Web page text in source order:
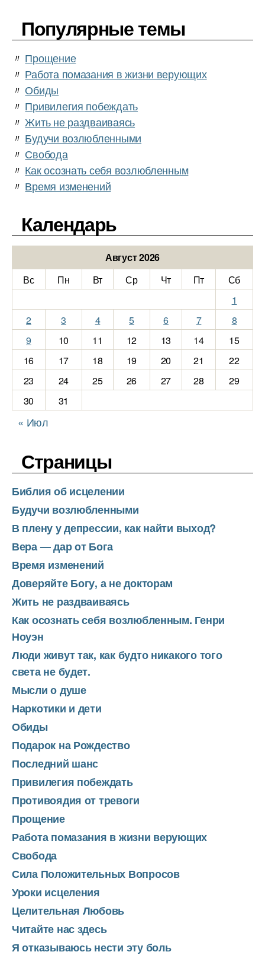
Популярные темы
〃 Прощение
〃 Работа помазания в жизни верующих
〃 Обиды
〃 Привилегия побеждать
〃 Жить не раздваиваясь
〃 Будучи возлюбленными
〃 Свобода
〃 Как осознать себя возлюбленным
〃 Время изменений
Календарь
Август 2026
Вс
Пн Вт Ср Чт Пт
Сб
1
2
3 4 5 6 7
8
9
10 11 12 13 14
15
16
17 18 19 20 21
22
23
24 25 26 27 28
29
30
31
« Июл
Страницы
Библия об исцелении
Будучи возлюбленными
В плену у депрессии, как найти выход?
Вера — дар от Бога
Время изменений
Доверяйте Богу, а не докторам
Жить не раздваиваясь
Как осознать себя возлюбленным. Генри
Ноуэн
Люди живут так, как будто никакого того
света не будет.
Мысли о душе
Наркотики и дети
Обиды
Подарок на Рождество
Последний шанс
Привилегия побеждать
Противоядия от тревоги
Прощение
Работа помазания в жизни верующих
Свобода
Сила Положительных Вопросов
Уроки исцеления
Целительная Любовь
Читайте нас здесь
Я отказываюсь нести эту боль